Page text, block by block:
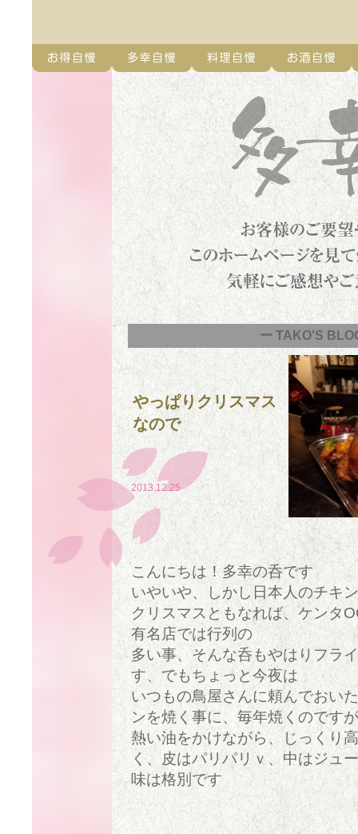
ー TAKO'S
やっぱりクリスマス
なので
2013.12.25
こんにちは！多幸の呑です
いやいや、しかし日本人のチキ
クリスマスともなれば、ケンタ
有名店では行列の
多い事、そんな呑もやはりフラ
す、でもちょっと今夜は
いつもの鳥屋さんに頼んでおい
ンを焼く事に、毎年焼くのですが
熱い油をかけながら、じっくり
く、皮はパリパリｖ、中はジュ
味は格別です